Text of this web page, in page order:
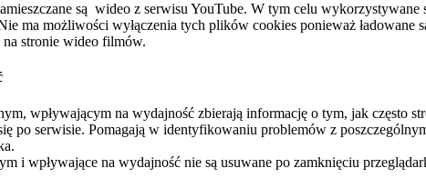
są wideo z serwisu YouTube. W tym celu
ma możliwości wyłączenia tych plików cookies ponieważ
stronie wideo filmów.
wpływającym na wydajność zbierają informację o tym, jak często
po serwisie. Pomagają w identyfikowaniu problemów z
i wpływające na wydajność nie są usuwane po zamknięciu